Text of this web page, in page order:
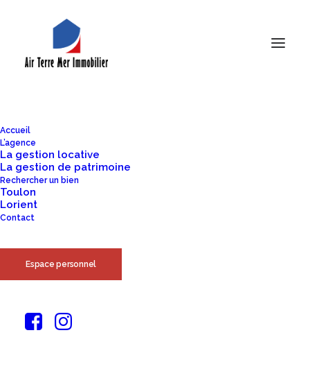
Accueil
L’agence
La gestion locative
La gestion de patrimoine
Rechercher un bien
Toulon
Lorient
Contact
Espace personnel
Quelque chose d’énorme se prépare ! Notre boutique est en
SIGN UP TO OUR NEWSLETTER